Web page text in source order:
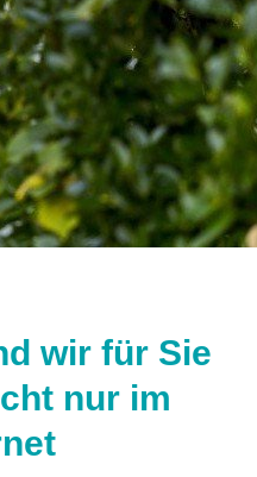
wir für Sie
nur im